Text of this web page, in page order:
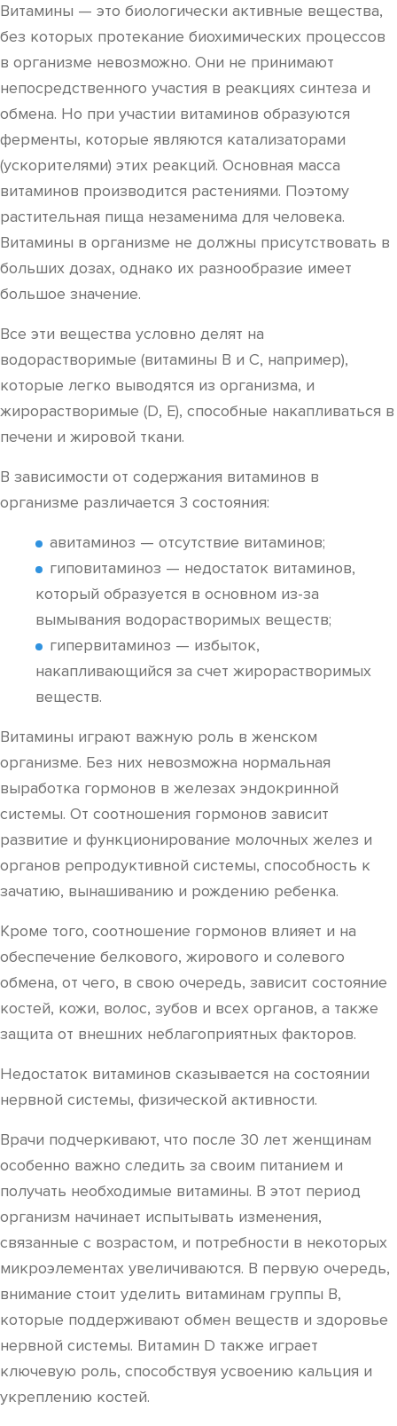
Витамины — это биологически активные вещества,
без которых протекание биохимических процессов
в организме невозможно. Они не принимают
непосредственного участия в реакциях синтеза и
обмена. Но при участии витаминов образуются
ферменты, которые являются катализаторами
(ускорителями) этих реакций. Основная масса
витаминов производится растениями. Поэтому
растительная пища незаменима для человека.
Витамины в организме не должны присутствовать в
больших дозах, однако их разнообразие имеет
большое значение.
Все эти вещества условно делят на
водорастворимые (витамины B и C, например),
которые легко выводятся из организма, и
жирорастворимые (D, E), способные накапливаться в
печени и жировой ткани.
В зависимости от содержания витаминов в
организме различается 3 состояния:
авитаминоз — отсутствие витаминов;
гиповитаминоз — недостаток витаминов,
который образуется в основном из-за
вымывания водорастворимых веществ;
гипервитаминоз — избыток,
накапливающийся за счет жирорастворимых
веществ.
Витамины играют важную роль в женском
организме. Без них невозможна нормальная
выработка гормонов в железах эндокринной
системы. От соотношения гормонов зависит
развитие и функционирование молочных желез и
органов репродуктивной системы, способность к
зачатию, вынашиванию и рождению ребенка.
Кроме того, соотношение гормонов влияет и на
обеспечение белкового, жирового и солевого
обмена, от чего, в свою очередь, зависит состояние
костей, кожи, волос, зубов и всех органов, а также
защита от внешних неблагоприятных факторов.
Недостаток витаминов сказывается на состоянии
нервной системы, физической активности.
Врачи подчеркивают, что после 30 лет женщинам
особенно важно следить за своим питанием и
получать необходимые витамины. В этот период
организм начинает испытывать изменения,
связанные с возрастом, и потребности в некоторых
микроэлементах увеличиваются. В первую очередь,
внимание стоит уделить витаминам группы B,
которые поддерживают обмен веществ и здоровье
нервной системы. Витамин D также играет
ключевую роль, способствуя усвоению кальция и
укреплению костей.